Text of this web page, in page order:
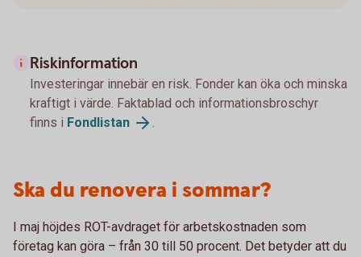
Riskinformation
Investeringar innebär en risk. Fonder kan öka och minska
kraftigt i värde. Faktablad och informationsbroschyr
finns i Fondlistan
Ska du renovera i sommar?
I maj höjdes ROT-avdraget för arbetskostnaden som
företag kan göra – från 30 till 50 procent. Det betyder att du